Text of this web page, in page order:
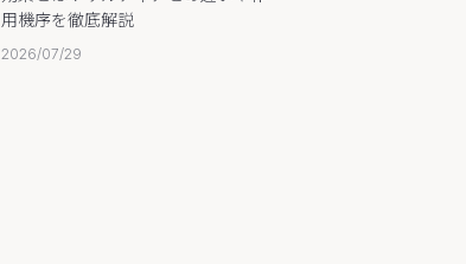
用機序を徹底解説
2026/07/29